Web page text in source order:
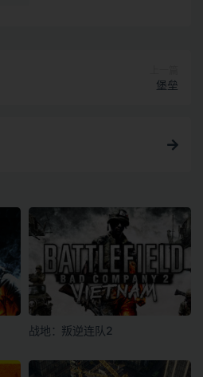
堡垒
战地：叛逆连队2